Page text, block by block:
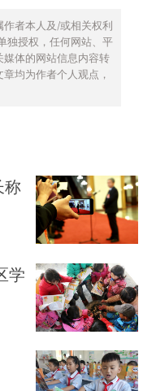
者本人及/或相关权利
独授权，任何网站、平
体的网站信息内容转
均为作者个人观点，
称
学